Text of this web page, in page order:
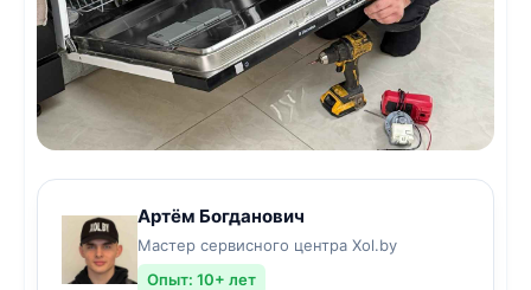
Артём Богданович
Мастер сервисного центра Xol.by
Опыт: 10+ лет